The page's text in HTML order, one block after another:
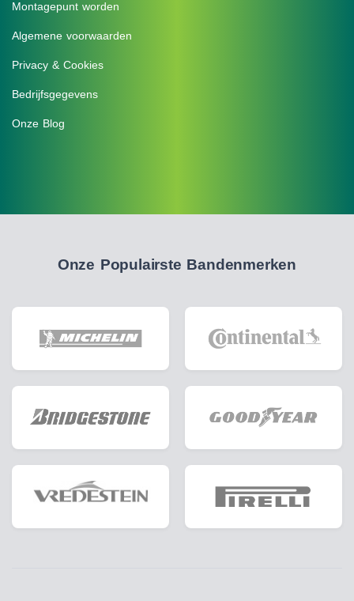
Montagepunt worden
Algemene voorwaarden
Privacy & Cookies
Bedrijfsgegevens
Onze Blog
Onze Populairste Bandenmerken